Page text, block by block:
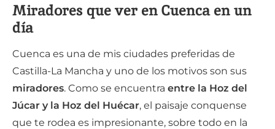
Miradores que ver en Cuenca en un
día
Cuenca es una de mis ciudades preferidas de
Castilla-La Mancha y uno de los motivos son sus
miradores. Como se encuentra entre la Hoz del
Júcar y la Hoz del Huécar, el paisaje conquense
que te rodea es impresionante, sobre todo en la